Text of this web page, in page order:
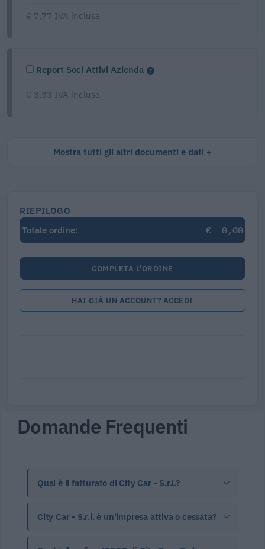
€ 7,77 IVA inclusa
Report Soci Attivi Azienda
€ 3,33 IVA inclusa
Mostra tutti gli altri documenti e dati
RIEPILOGO
Totale ordine:
€ 0,00
COMPLETA L'ORDINE
HAI GIÀ UN ACCOUNT? ACCEDI
Domande Frequenti
Qual è il fatturato di City Car - S.r.l.?
City Car - S.r.l. è un'impresa attiva o cessata?